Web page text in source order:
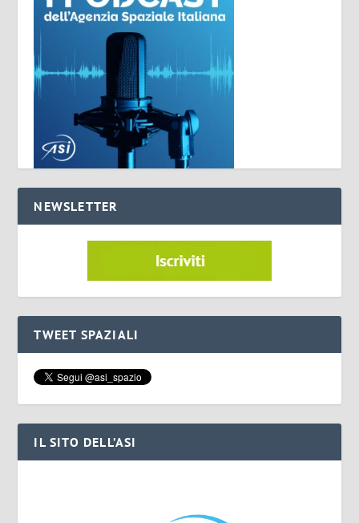
NEWSLETTER
TWEET SPAZIALI
IL SITO DELL’ASI